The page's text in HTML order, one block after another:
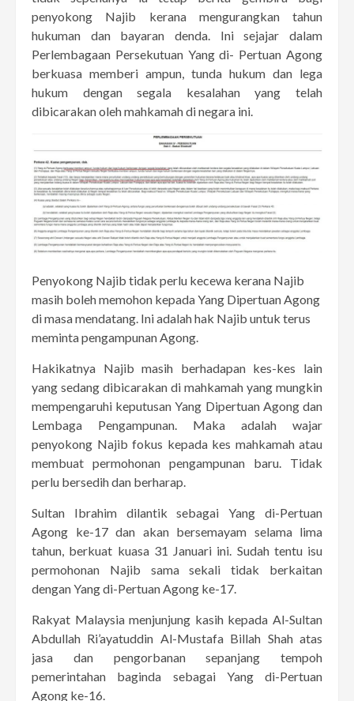
penyokong Najib kerana mengurangkan tahun
hukuman dan bayaran denda. Ini sejajar dalam
Perlembagaan Persekutuan Yang di- Pertuan Agong
berkuasa memberi ampun, tunda hukum dan lega
hukum dengan segala kesalahan yang telah
dibicarakan oleh mahkamah di negara ini.
Penyokong Najib tidak perlu kecewa kerana Najib
masih boleh memohon kepada Yang Dipertuan Agong
di masa mendatang. Ini adalah hak Najib untuk terus
meminta pengampunan Agong.
Hakikatnya Najib masih berhadapan kes-kes lain
yang sedang dibicarakan di mahkamah yang mungkin
mempengaruhi keputusan Yang Dipertuan Agong dan
Lembaga Pengampunan. Maka adalah wajar
penyokong Najib fokus kepada kes mahkamah atau
membuat permohonan pengampunan baru. Tidak
perlu bersedih dan berharap.
Sultan Ibrahim dilantik sebagai Yang di-Pertuan
Agong ke-17 dan akan bersemayam selama lima
tahun, berkuat kuasa 31 Januari ini. Sudah tentu isu
permohonan Najib sama sekali tidak berkaitan
dengan Yang di-Pertuan Agong ke-17.
Rakyat Malaysia menjunjung kasih kepada Al-Sultan
Abdullah Ri’ayatuddin Al-Mustafa Billah Shah atas
jasa dan pengorbanan sepanjang tempoh
pemerintahan baginda sebagai Yang di-Pertuan
Agong ke-16.